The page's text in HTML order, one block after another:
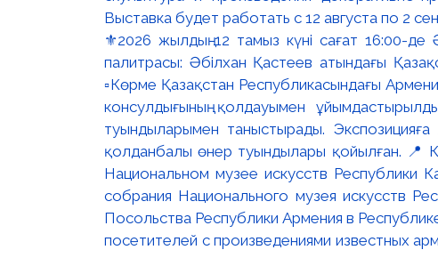
⚜️2026 жылдың 12 тамыз күні сағат 16:00-де
палитрасы: Әбілхан Қастеев атындағы
▫️Көрме Қазақстан Республикасындағы
консулдығының қолдауымен
туындыларымен таныстырады. Экспозицияға
қолданбалы өнер туындылары қойылған. 📍
Национальном музее искусств Республики
собрания Национального музея искусств
Посольства Республики Армения в
посетителей с произведениями известных